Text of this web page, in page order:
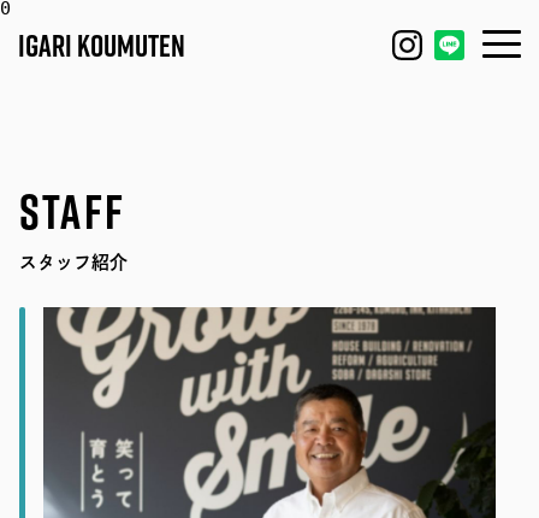
0
IGARI KOUMUTEN
REFORM / RENOVATION
FACTORY / GARAGE
SHOP / OFFICE
MODEL HOUSE
IGARI FARM
COMPANY
DAGASHI
STAFF
スタッフ紹介